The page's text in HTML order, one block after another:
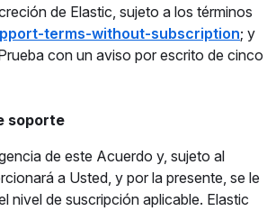
de Elastic, sujeto a los términos
terms-without-subscription; y
con un aviso por escrito de cinco
soporte
de este Acuerdo y, sujeto al
a Usted, y por la presente, se le
nivel de suscripción aplicable. Elastic